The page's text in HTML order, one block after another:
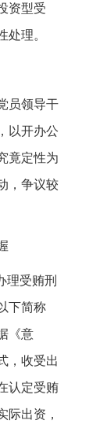
资型受
处理。
员领导干
以开办公
竟定性为
，争议较
理受贿刑
下简称
《意
，收受出
认定受贿
际出资，